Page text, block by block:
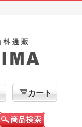
カート